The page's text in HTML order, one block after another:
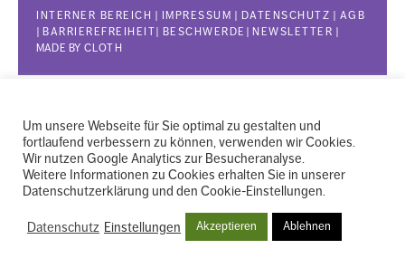
WEITERE
INTERNER BEREICH | IMPRESSUM | DATENSCHUTZ | AGB
|BARRIEREFREIHEIT| BESCHWERDE |NEWSLETTER |
MADE BY CLOTH
Um unsere Webseite für Sie optimal zu gestalten und
fortlaufend verbessern zu können, verwenden wir Cookies.
Wir nutzen Google Analytics zur Besucheranalyse.
Weitere Informationen zu Cookies erhalten Sie in unserer
Datenschutzerklärung und den Cookie-Einstellungen.
Datenschutz Einstellungen Akzeptieren Ablehnen